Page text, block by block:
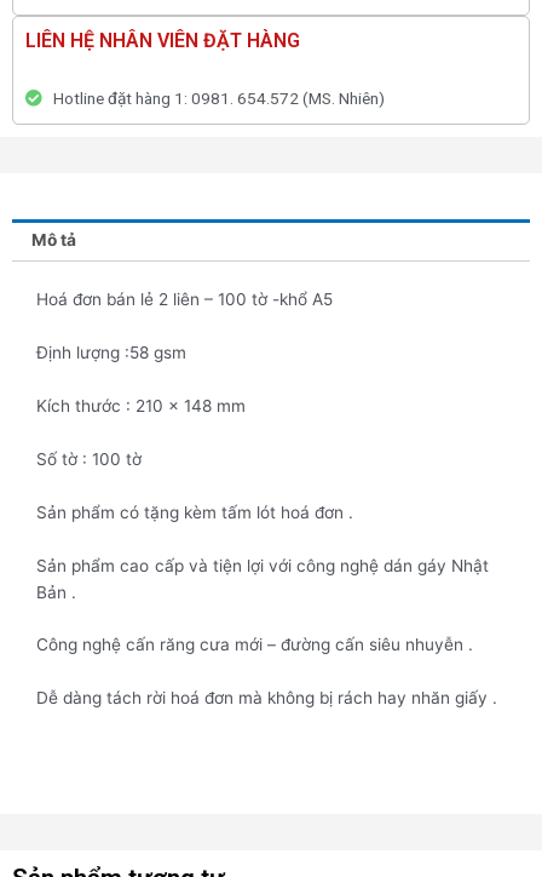
LIÊN HỆ NHÂN VIÊN ĐẶT HÀNG
Hotline đặt hàng 1: 0981. 654.572 (MS. Nhiên)
Mô tả
Hoá đơn bán lẻ 2 liên – 100 tờ -khổ A5
Định lượng :58 gsm
Kích thước : 210 x 148 mm
Số tờ : 100 tờ
Sản phẩm có tặng kèm tấm lót hoá đơn .
Sản phẩm cao cấp và tiện lợi với công nghệ dán gáy Nhật
Bản .
Công nghệ cấn răng cưa mới – đường cấn siêu nhuyễn .
Dễ dàng tách rời hoá đơn mà không bị rách hay nhăn giấy .